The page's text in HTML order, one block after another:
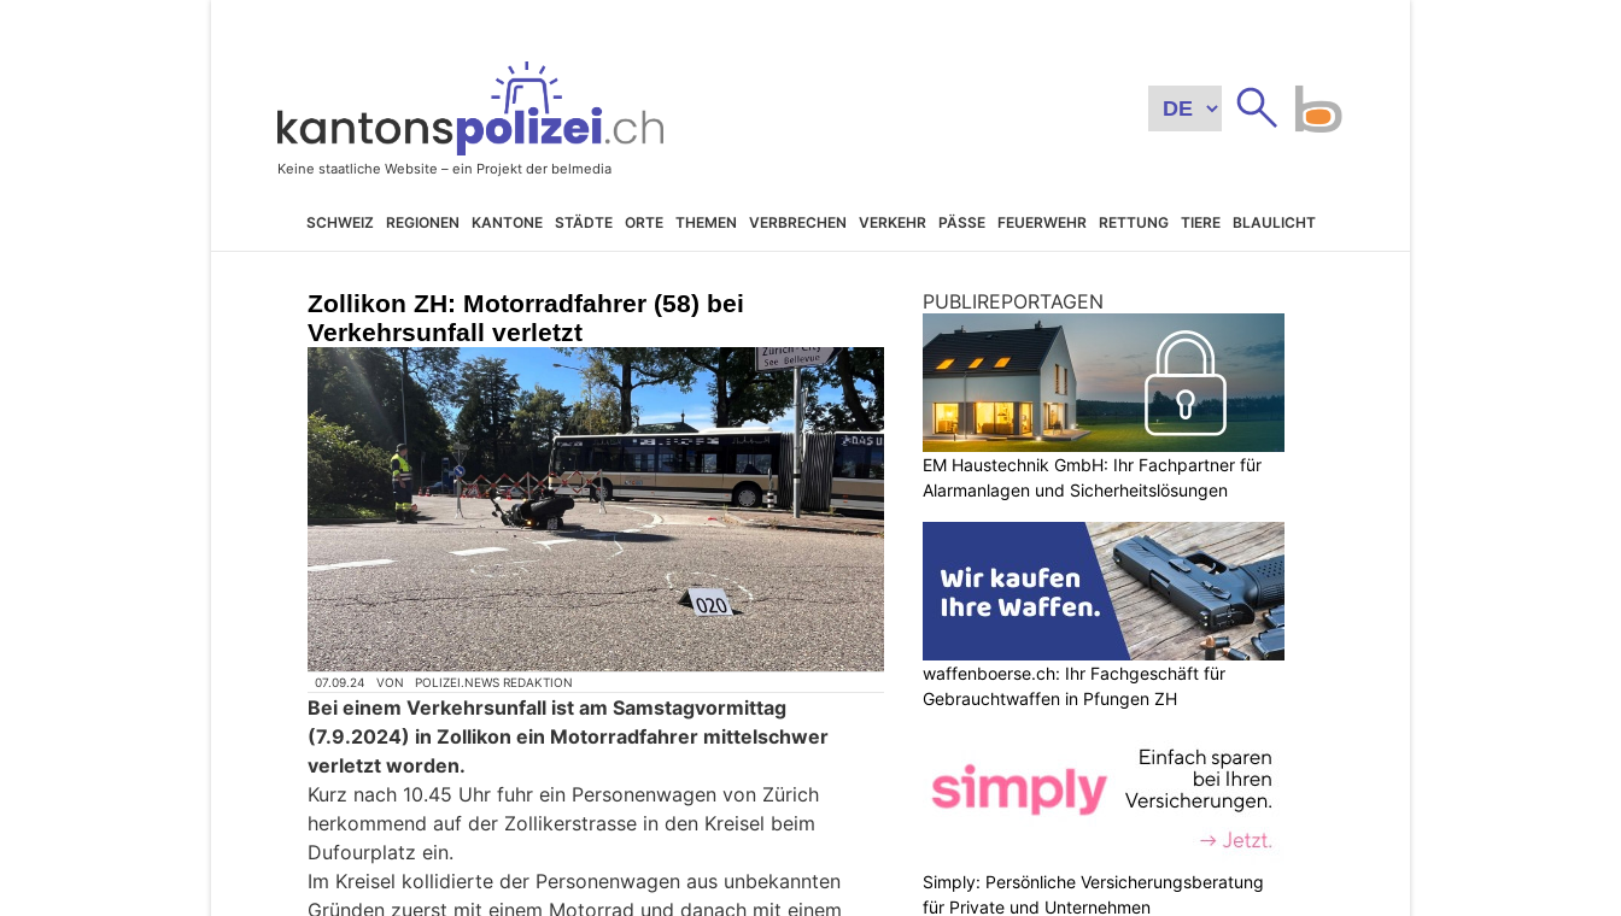
SCHWEIZ REGIONEN KANTONE STÄDTE ORTE THEMEN VERBRECHEN VERKEHR PÄSSE FEUERWEHR RETTUNG TIERE BLAULICHT
Zollikon ZH: Motorradfahrer (58) bei
Verkehrsunfall verletzt
07.09.24 VON POLIZEI.NEWS REDAKTION
Bei einem Verkehrsunfall ist am Samstagvormittag
(7.9.2024) in Zollikon ein Motorradfahrer mittelschwer
verletzt worden.
Kurz nach 10.45 Uhr fuhr ein Personenwagen von Zürich
herkommend auf der Zollikerstrasse in den Kreisel beim
Dufourplatz ein.
Im Kreisel kollidierte der Personenwagen aus unbekannten
Gründen zuerst mit einem Motorrad und danach mit einem
PUBLIREPORTAGEN
EM Haustechnik GmbH: Ihr Fachpartner für
Alarmanlagen und Sicherheitslösungen
waffenboerse.ch: Ihr Fachgeschäft für
Gebrauchtwaffen in Pfungen ZH
Simply: Persönliche Versicherungsberatung
für Private und Unternehmen